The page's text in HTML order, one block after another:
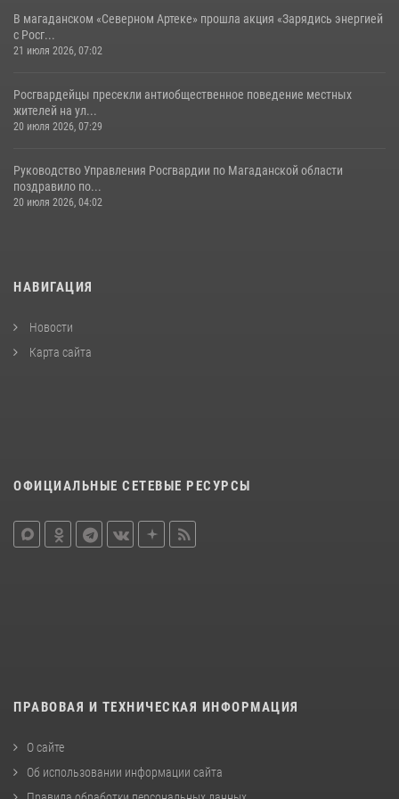
В магаданском «Северном Артеке» прошла акция «Зарядись энергией
с Росг...
21 июля 2026, 07:02
Росгвардейцы пресекли антиобщественное поведение местных
жителей на ул...
20 июля 2026, 07:29
Руководство Управления Росгвардии по Магаданской области
поздравило по...
20 июля 2026, 04:02
НАВИГАЦИЯ
Новости
Карта сайта
ОФИЦИАЛЬНЫЕ СЕТЕВЫЕ РЕСУРСЫ
ПРАВОВАЯ И ТЕХНИЧЕСКАЯ ИНФОРМАЦИЯ
О сайте
Об использовании информации сайта